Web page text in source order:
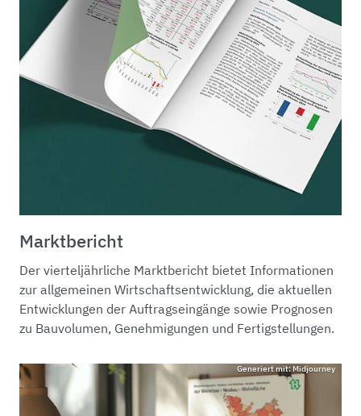
Marktbericht
Der vierteljährliche Marktbericht bietet Informationen
zur allgemeinen Wirtschaftsentwicklung, die aktuellen
Entwicklungen der Auftragseingänge sowie Prognosen
zu Bauvolumen, Genehmigungen und Fertigstellungen.
Generiert mit: Midjourney